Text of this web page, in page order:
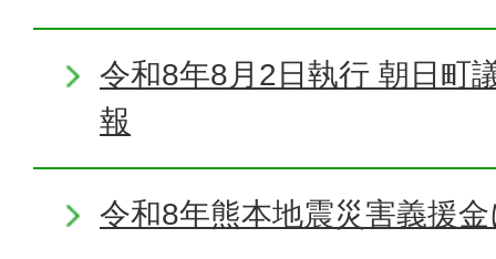
令和8年8月2日執行 朝日町
報
令和8年熊本地震災害義援